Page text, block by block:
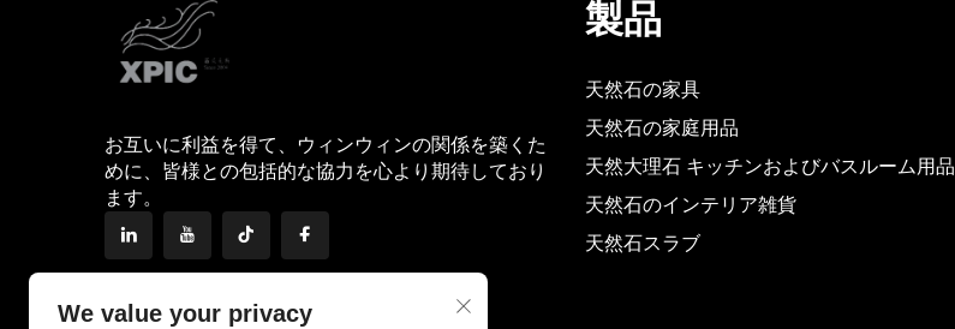
お互いに利益を得て、ウィンウィンの関係を築くた
めに、皆様との包括的な協力を心より期待しており
ます。
製品
天然石の家具
天然石の家庭用品
天然大理石 キッチンおよびバスルーム用品
天然石のインテリア雑貨
天然石スラブ
We value your privacy